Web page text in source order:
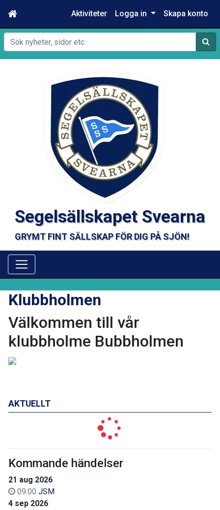
Aktiviteter Logga in Skapa konto
Sök
Segelsällskapet Svearna
GRYMT FINT SÄLLSKAP FÖR DIG PÅ SJÖN!
AKTUELLT
Kommande händelser
21 aug 2026
09:00 JSM
4 sep 2026
Klubbholmen
Välkommen till vår
klubbholme Bubbholmen